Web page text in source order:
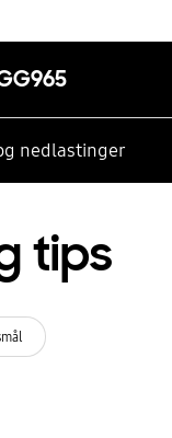
nedlastinger
tips